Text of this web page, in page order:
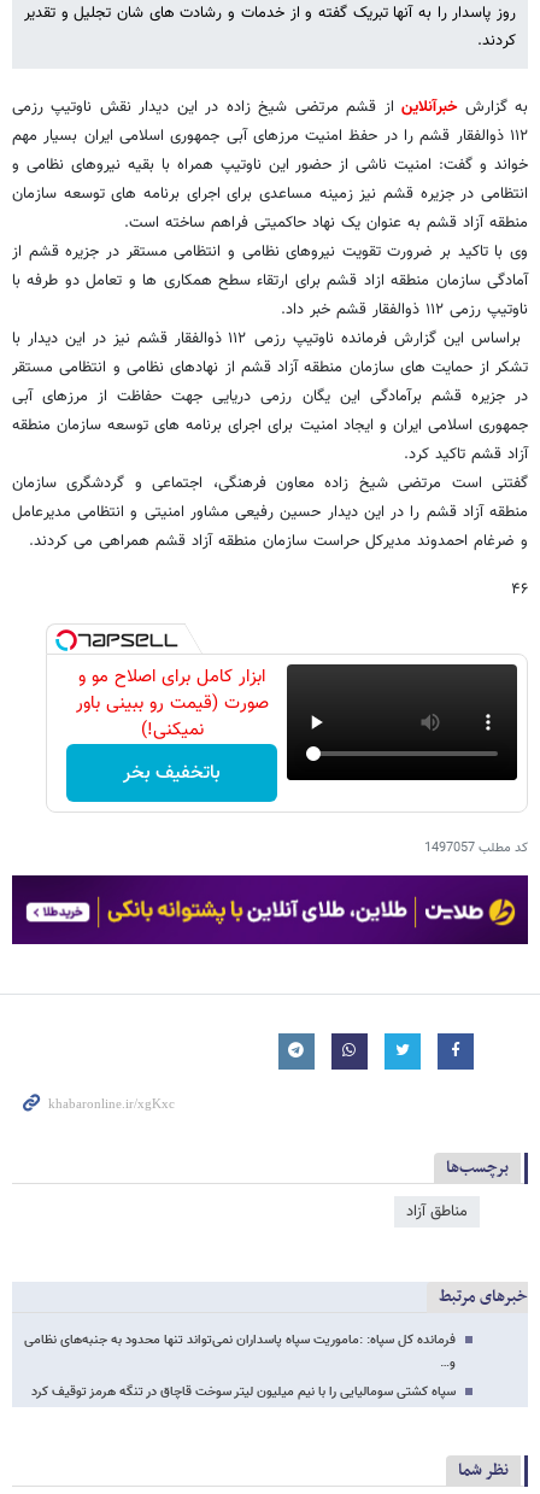
روز پاسدار را به آنها تبریک گفته و از خدمات و رشادت های شان تجلیل و تقدیر
کردند.
به گزارشخبرآنلایناز قشم مرتضی شیخ زاده در این دیدار نقش ناوتیپ رزمی
۱۱۲ ذوالفقار قشم را در حفظ امنیت مرزهای آبی جمهوری اسلامی ایران بسیار مهم
خواند و گفت: امنیت ناشی از حضور این ناوتیپ همراه با بقیه نیروهای نظامی و
انتظامی در جزیره قشم نیز زمینه مساعدی برای اجرای برنامه های توسعه سازمان
منطقه آزاد قشم به عنوان یک نهاد حاکمیتی فراهم ساخته است.
وی با تاکید بر ضرورت تقویت نیروهای نظامی و انتظامی مستقر در جزیره قشم از
آمادگی سازمان منطقه ازاد قشم برای ارتقاء سطح همکاری ها و تعامل دو طرفه با
ناوتیپ رزمی ۱۱۲ ذوالفقار قشم خبر داد.
براساس این گزارش فرمانده ناوتیپ رزمی ۱۱۲ ذوالفقار قشم نیز در این دیدار با
تشکر از حمایت های سازمان منطقه آزاد قشم از نهادهای نظامی و انتظامی مستقر
در جزیره قشم برآمادگی این یگان رزمی دریایی جهت حفاظت از مرزهای آبی
جمهوری اسلامی ایران و ایجاد امنیت برای اجرای برنامه های توسعه سازمان منطقه
آزاد قشم تاکید کرد.
گفتنی است مرتضی شیخ زاده معاون فرهنگی، اجتماعی و گردشگری سازمان
منطقه آزاد قشم را در این دیدار حسین رفیعی مشاور امنیتی و انتظامی مدیرعامل
و ضرغام احمدوند مدیرکل حراست سازمان منطقه آزاد قشم همراهی می کردند.
۴۶
ابزار کامل برای اصلاح مو و
صورت (قیمت رو ببینی باور
نمیکنی!)
باتخفیف بخر
کد مطلب1497057
برچسب‌ها
مناطق آزاد
خبرهای مرتبط
فرمانده کل سپاه: :ماموریت سپاه پاسداران نمی‌تواند تنها محدود به جنبه‌های نظامی
و…
سپاه کشتی سومالیایی را با نیم میلیون لیتر سوخت قاچاق در تنگه هرمز توقیف کرد
نظر شما